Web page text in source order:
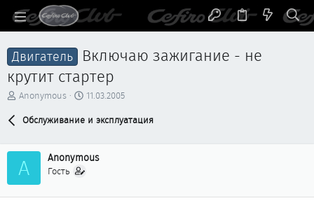
Двигатель Включаю зажигание - не
крутит стартер
А
е
м
ы
Anonymous
Д
т
а
л
11.03.2005
Обслуживание и эксплуатация
A Anonymous
Гость